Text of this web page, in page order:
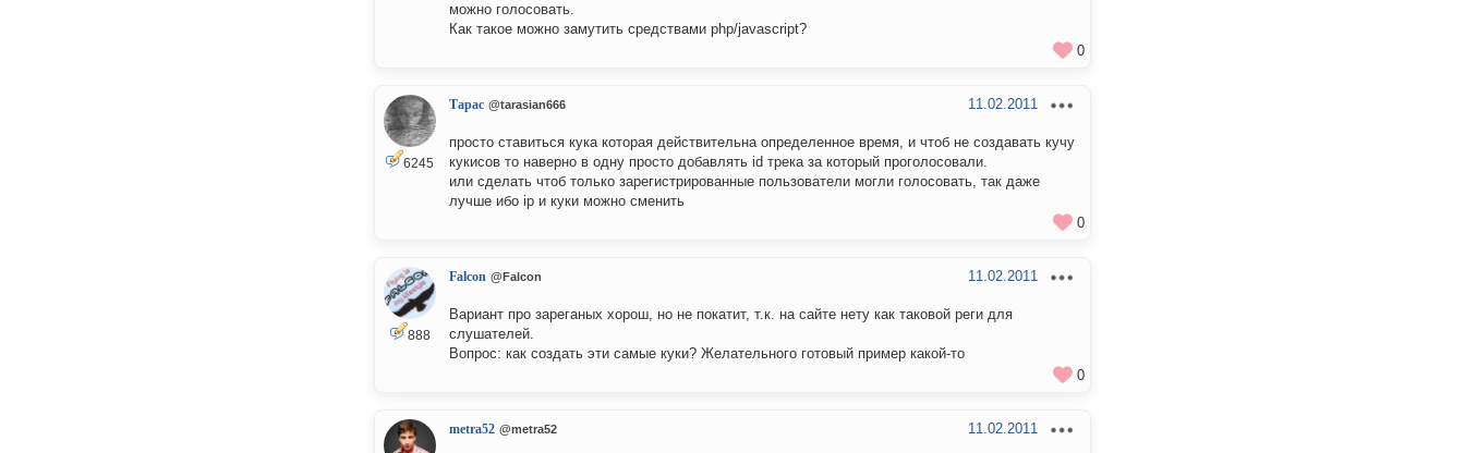
можно голосовать.
Как такое можно замутить средствами php/javascript?
0
6245
Тарас @tarasian666 11.02.2011
просто ставиться кука которая действительна определенное время, и чтоб не создавать кучу
кукисов то наверно в одну просто добавлять id трека за который проголосовали.
или сделать чтоб только зарегистрированные пользователи могли голосовать, так даже
лучше ибо ip и куки можно сменить
0
888
Falcon @Falcon 11.02.2011
Вариант про зареганых хорош, но не покатит, т.к. на сайте нету как таковой реги для
слушателей.
Вопрос: как создать эти самые куки? Желательного готовый пример какой-то
0
metra52 @metra52 11.02.2011